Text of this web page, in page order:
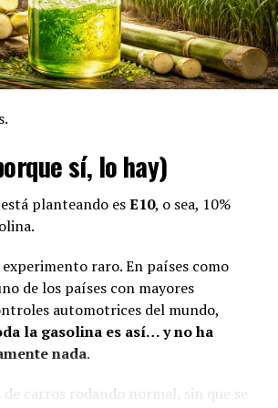
Ariasen el caso de abuso sexual
en la Comarca Guna Yala.
a ellas… ¿y ahora va a poder
de una abogada vinculada a casos
un lavador prófugo.
aquel episodio donde,
olvidó quitarse el esmalte antes
como suplente.
sí, lo hay)
planteando esE10, o sea, 10%
raro. En países como
de los países con mayores
automotrices del mundo,
la gasolina es así… y no ha
nada.
carros rodando normal, sin que se